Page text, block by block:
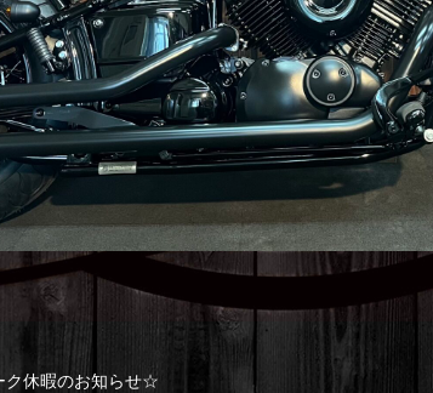
ク休暇のお知らせ☆